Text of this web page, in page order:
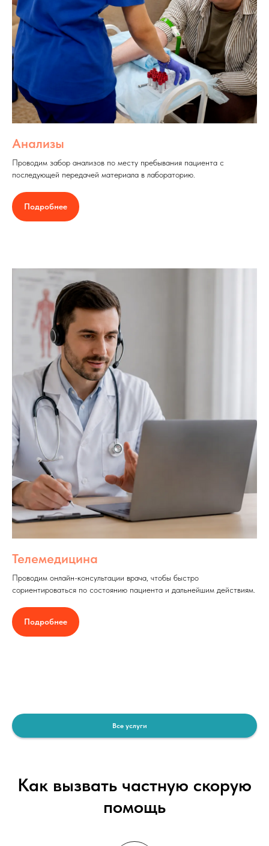
Анализы
Проводим забор анализов по месту пребывания пациента с
последующей передачей материала в лабораторию.
Подробнее
Телемедицина
Проводим онлайн-консультации врача, чтобы быстро
сориентироваться по состоянию пациента и дальнейшим действиям.
Подробнее
Все услуги
Как вызвать частную скорую
помощь